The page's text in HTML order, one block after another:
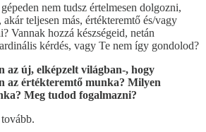
nem tudsz értelmesen dolgozni,
teljesen más, értékteremtő és/vagy
Vannak hozzá készségeid, netán
kérdés, vagy Te nem így gondolod?
az új, elképzelt világban-, hogy
az értékteremtő munka? Milyen
Meg tudod fogalmazni?